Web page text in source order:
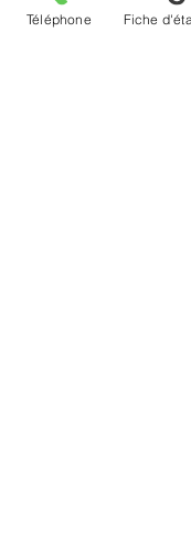
Téléphone